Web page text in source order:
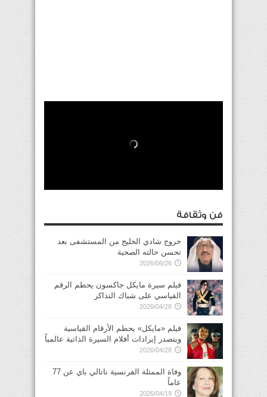
فن وثقافة
خروج شادي الخليج من المستشفى بعد
تحسن حالته الصحية
2026/06/26
فيلم سيرة مايكل جاكسون يحطم الرقم
القياسي على شباك التذاكر
2026/04/28
فيلم «مايكل» يحطم الأرقام القياسية
ويتصدر إيرادات أفلام السيرة الذاتية عالمياً
2026/04/28
وفاة الممثلة الفرنسية ناتالي باي عن 77
عاماً
2026/04/19